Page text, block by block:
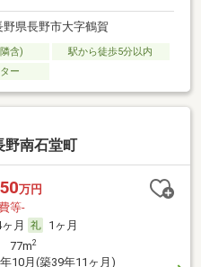
野県長野市大字鶴賀
含)
駅から徒歩5分以内
ー
野南石堂町
万円
等-
月
1ヶ月
2
10月(築39年11ヶ月)